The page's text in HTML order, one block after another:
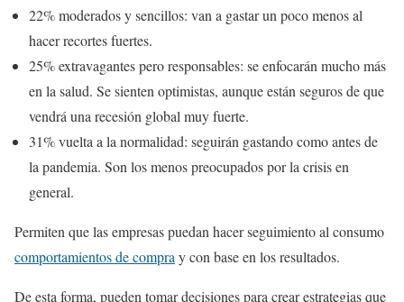
22% moderados y sencillos: van a gastar un poco menos al
hacer recortes fuertes.
25% extravagantes pero responsables: se enfocarán mucho más
en la salud. Se sienten optimistas, aunque están seguros de que
vendrá una recesión global muy fuerte.
31% vuelta a la normalidad: seguirán gastando como antes de
la pandemia. Son los menos preocupados por la crisis en
general.
Permiten que las empresas puedan hacer seguimiento al consumo
comportamientos de compra y con base en los resultados.
De esta forma, pueden tomar decisiones para crear estrategias que